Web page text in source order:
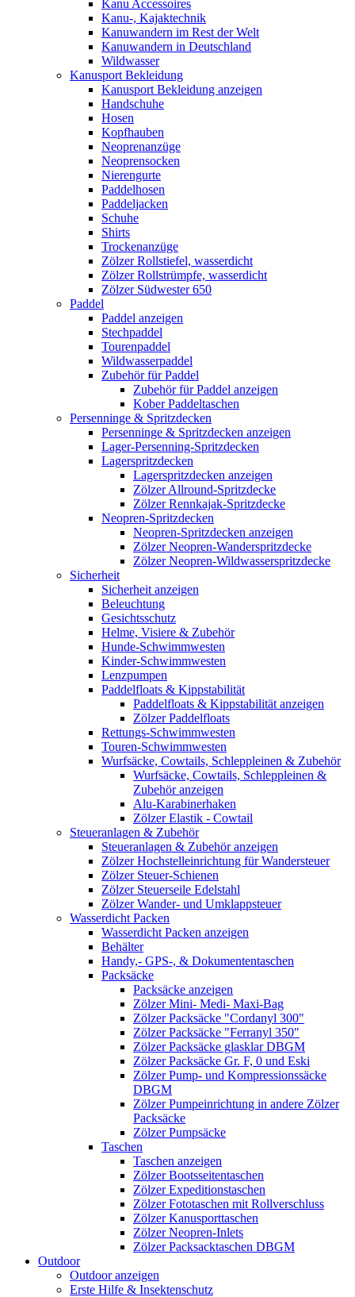
Kanu Accessoires
Kanu-, Kajaktechnik
Kanuwandern im Rest der Welt
Kanuwandern in Deutschland
Wildwasser
Kanusport Bekleidung
Kanusport Bekleidung anzeigen
Handschuhe
Hosen
Kopfhauben
Neoprenanzüge
Neoprensocken
Nierengurte
Paddelhosen
Paddeljacken
Schuhe
Shirts
Trockenanzüge
Zölzer Rollstiefel, wasserdicht
Zölzer Rollstrümpfe, wasserdicht
Zölzer Südwester 650
Paddel
Paddel anzeigen
Stechpaddel
Tourenpaddel
Wildwasserpaddel
Zubehör für Paddel
Zubehör für Paddel anzeigen
Kober Paddeltaschen
Persenninge & Spritzdecken
Persenninge & Spritzdecken anzeigen
Lager-Persenning-Spritzdecken
Lagerspritzdecken
Lagerspritzdecken anzeigen
Zölzer Allround-Spritzdecke
Zölzer Rennkajak-Spritzdecke
Neopren-Spritzdecken
Neopren-Spritzdecken anzeigen
Zölzer Neopren-Wanderspritzdecke
Zölzer Neopren-Wildwasserspritzdecke
Sicherheit
Sicherheit anzeigen
Beleuchtung
Gesichtsschutz
Helme, Visiere & Zubehör
Hunde-Schwimmwesten
Kinder-Schwimmwesten
Lenzpumpen
Paddelfloats & Kippstabilität
Paddelfloats & Kippstabilität anzeigen
Zölzer Paddelfloats
Rettungs-Schwimmwesten
Touren-Schwimmwesten
Wurfsäcke, Cowtails, Schleppleinen & Zubehör
Wurfsäcke, Cowtails, Schleppleinen &
Zubehör anzeigen
Alu-Karabinerhaken
Zölzer Elastik - Cowtail
Steueranlagen & Zubehör
Steueranlagen & Zubehör anzeigen
Zölzer Hochstelleinrichtung für Wandersteuer
Zölzer Steuer-Schienen
Zölzer Steuerseile Edelstahl
Zölzer Wander- und Umklappsteuer
Wasserdicht Packen
Wasserdicht Packen anzeigen
Behälter
Handy,- GPS-, & Dokumententaschen
Packsäcke
Packsäcke anzeigen
Zölzer Mini- Medi- Maxi-Bag
Zölzer Packsäcke "Cordanyl 300"
Zölzer Packsäcke "Ferranyl 350"
Zölzer Packsäcke glasklar DBGM
Zölzer Packsäcke Gr. F, 0 und Eski
Zölzer Pump- und Kompressionssäcke
DBGM
Zölzer Pumpeinrichtung in andere Zölzer
Packsäcke
Zölzer Pumpsäcke
Taschen
Taschen anzeigen
Zölzer Bootsseitentaschen
Zölzer Expeditionstaschen
Zölzer Fototaschen mit Rollverschluss
Zölzer Kanusporttaschen
Zölzer Neopren-Inlets
Zölzer Packsacktaschen DBGM
Outdoor
Outdoor anzeigen
Erste Hilfe & Insektenschutz